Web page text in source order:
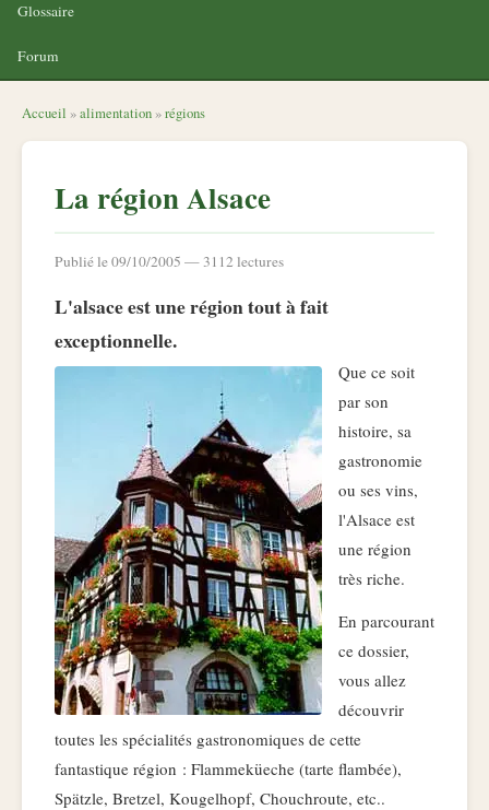
Glossaire
Forum
Accueil »alimentation »régions
La région Alsace
Publié le 09/10/2005 — 3112 lectures
L'alsace est une région tout à fait
exceptionnelle.
Que ce soit
par son
histoire, sa
gastronomie
ou ses vins,
l'Alsace est
une région
très riche.
En parcourant
ce dossier,
vous allez
découvrir
toutes les spécialités gastronomiques de cette
fantastique région : Flammeküeche (tarte flambée),
Spätzle, Bretzel, Kougelhopf, Chouchroute, etc..